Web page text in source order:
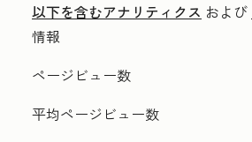
以下を含むアナリティクス および
情報
ページビュー数
平均ページビュー数